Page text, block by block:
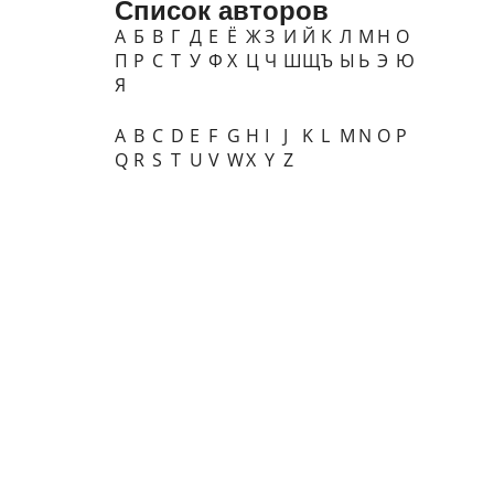
Список авторов
А Б В Г Д Е Ё ЖЗ И Й К Л М Н О
П Р С Т У Ф Х Ц Ч ШЩЪ Ы Ь Э Ю
Я
A B C D E F G H I J K L M N O P
Q R S T U V WX Y Z